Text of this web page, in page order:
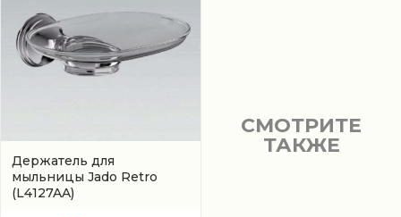
Держатель для
мыльницы Jado Retro
(L4127AA)
СМОТРИТЕ
ТАКЖЕ